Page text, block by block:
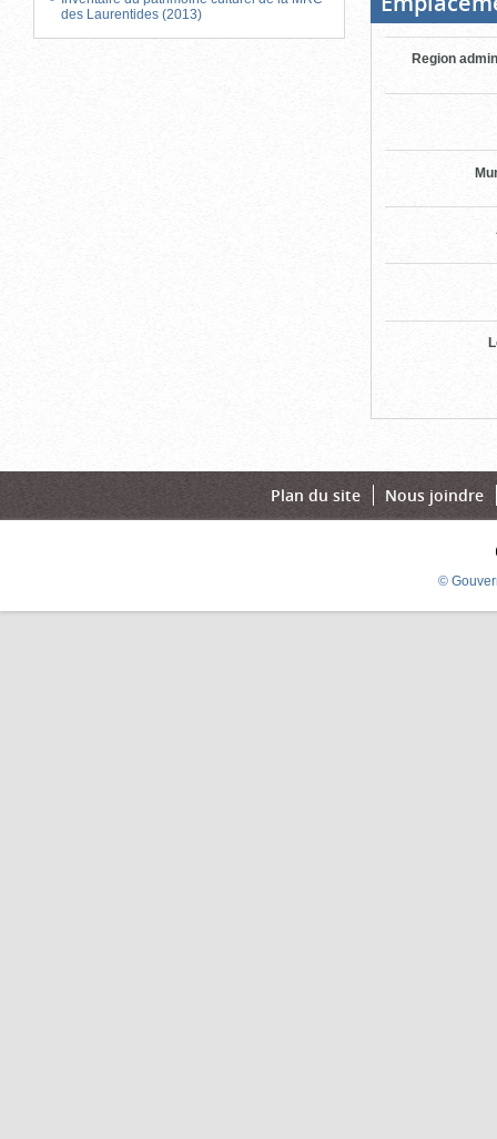
des Laurentides (2013)
Region
Plan du site Nous joindre
©